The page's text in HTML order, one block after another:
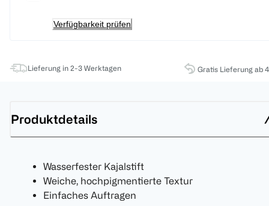
Verfügbarkeit prüfen
Lieferung in 2-3 Werktagen Gratis Lieferung ab
Produktdetails
Wasserfester Kajalstift
Weiche, hochpigmentierte Textur
Einfaches Auftragen